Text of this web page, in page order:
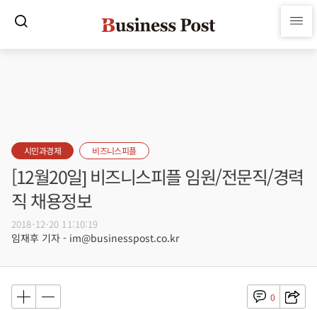
시민과경제 비즈니스피플
[12월20일] 비즈니스피플 임원/전문직/경력
직 채용정보
2018-12-20 11:10:19
임재후 기자 - im@businesspost.co.kr
0